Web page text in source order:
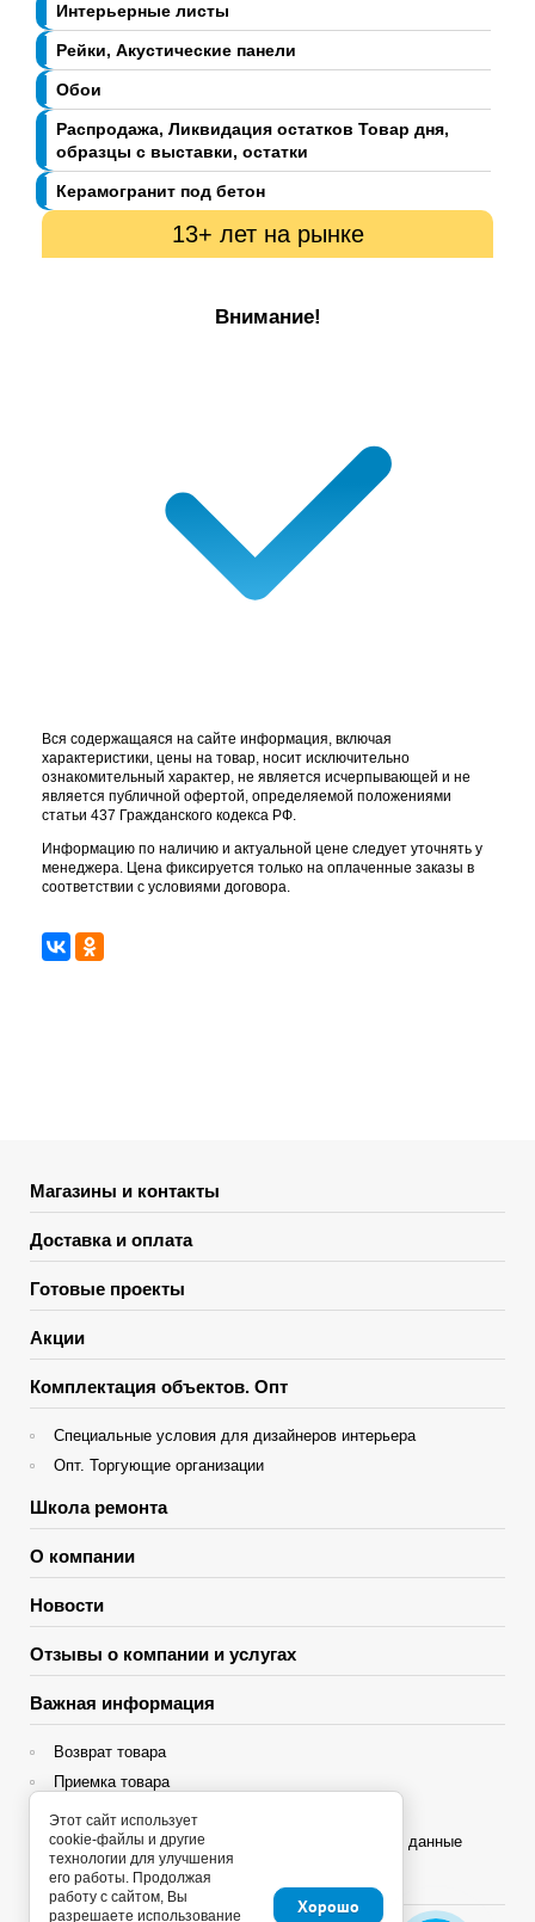
Интерьерные листы
Рейки, Акустические панели
Обои
Распродажа, Ликвидация остатков Товар дня,
образцы с выставки, остатки
Керамогранит под бетон
13+ лет на рынке
Внимание!
Вся содержащаяся на сайте информация, включая
характеристики, цены на товар, носит исключительно
ознакомительный характер, не является исчерпывающей и не
является публичной офертой, определяемой положениями
статьи 437 Гражданского кодекса РФ.
Информацию по наличию и актуальной цене следует уточнять у
менеджера. Цена фиксируется только на оплаченные заказы в
соответствии с условиями договора.
Магазины и контакты
Доставка и оплата
Готовые проекты
Акции
Комплектация объектов. Опт
Специальные условия для дизайнеров интерьера
Опт. Торгующие организации
Школа ремонта
О компании
Новости
Отзывы о компании и услугах
Важная информация
Возврат товара
Приемка товара
Гарантия
Политика конфиденциальности и персональные данные
Яндекс Сплит
Этот сайт использует
cookie-файлы и другие
технологии для улучшения
его работы. Продолжая
работу с сайтом, Вы
разрешаете использование
Хорошо